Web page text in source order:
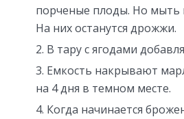
порченые плоды. Но мыть
На них останутся дрожжи.
В тару с ягодами
Емкость накрывают
на 4 дня в темном месте.
Когда начинается